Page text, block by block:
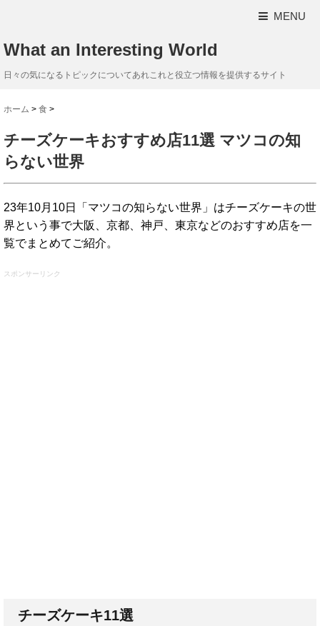
MENU
What an Interesting World
日々の気になるトピックについてあれこれと役立つ情報を提供するサイト
ホーム > 食 >
チーズケーキおすすめ店11選 マツコの知
らない世界
23年10月10日「マツコの知らない世界」はチーズケーキの世
界という事で大阪、京都、神戸、東京などのおすすめ店を一
覧でまとめてご紹介。
スポンサーリンク
チーズケーキ11選